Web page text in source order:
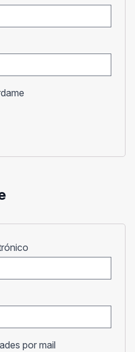
por mail